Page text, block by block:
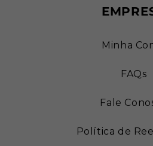
Minha
FAQs
Fale
Política de